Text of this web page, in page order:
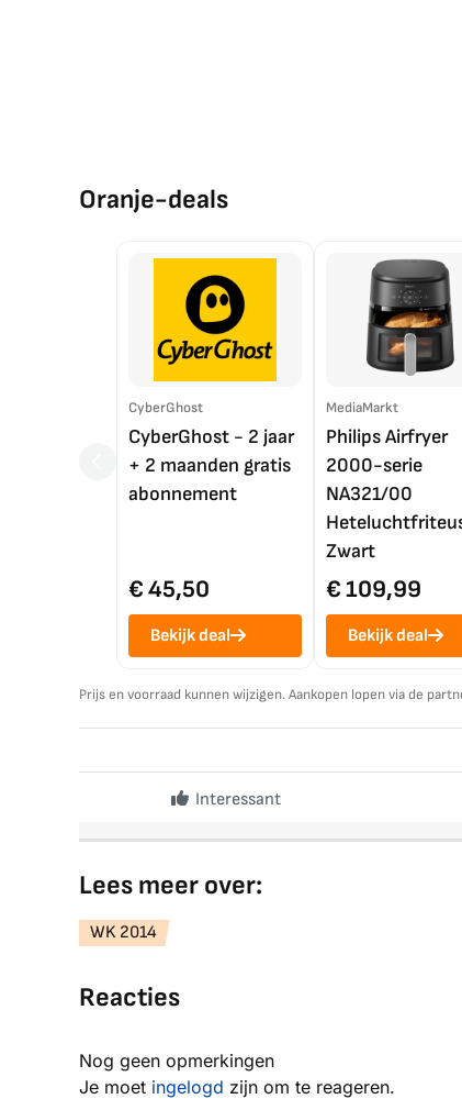
Oranje-deals
CyberGhost
CyberGhost - 2 jaar
+ 2 maanden gratis
abonnement
€ 45,50
Bekijk deal
MediaMarkt
Philips Airfryer
2000-serie
NA321/00
Zwart
€ 109,99
Bekijk deal
Prijs en voorraad kunnen wijzigen. Aankopen lopen via de
Interessant
Lees meer over:
WK 2014
Reacties
Nog geen opmerkingen
Je moet ingelogd zijn om te reageren.